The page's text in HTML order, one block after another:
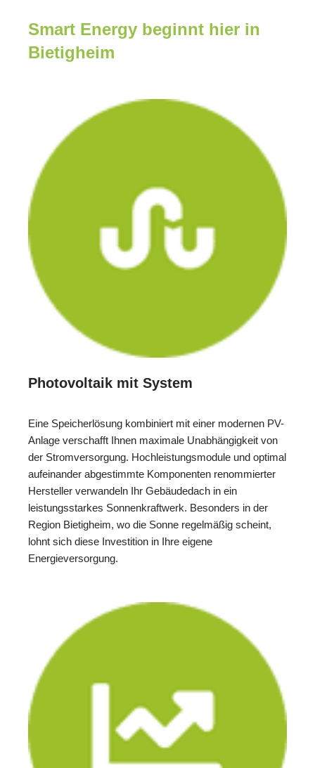
Smart Energy beginnt hier in
Bietigheim
Photovoltaik mit System
Eine Speicherlösung kombiniert mit einer modernen PV-
Anlage verschafft Ihnen maximale Unabhängigkeit von
der Stromversorgung. Hochleistungsmodule und optimal
aufeinander abgestimmte Komponenten renommierter
Hersteller verwandeln Ihr Gebäudedach in ein
leistungsstarkes Sonnenkraftwerk. Besonders in der
Region Bietigheim, wo die Sonne regelmäßig scheint,
lohnt sich diese Investition in Ihre eigene
Energieversorgung.